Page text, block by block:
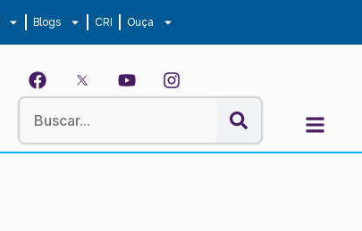
Blogs CRI Ouça